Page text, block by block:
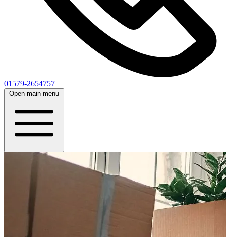
01579-2654757
Open main menu